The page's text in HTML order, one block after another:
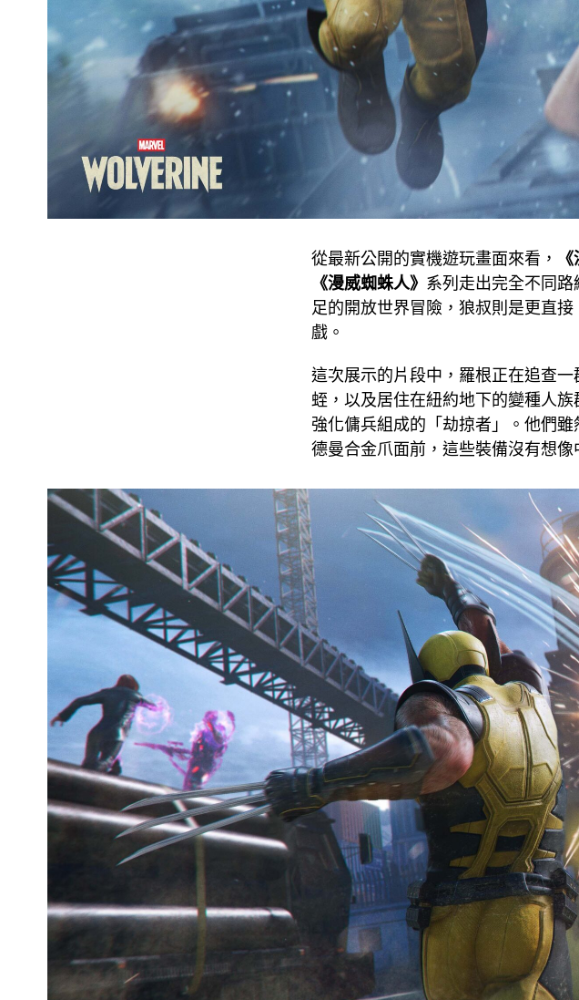
從最新公開的實機遊玩畫面來看，
《漫威蜘蛛人》 系列走出完全不同
足的開放世界冒險，狼叔則是更直
戲。
這次展示的片段中，羅根正在追查
蛭，以及居住在紐約地下的變種人
強化傭兵組成的「劫掠者」。他們
德曼合金爪面前，這些裝備沒有想像